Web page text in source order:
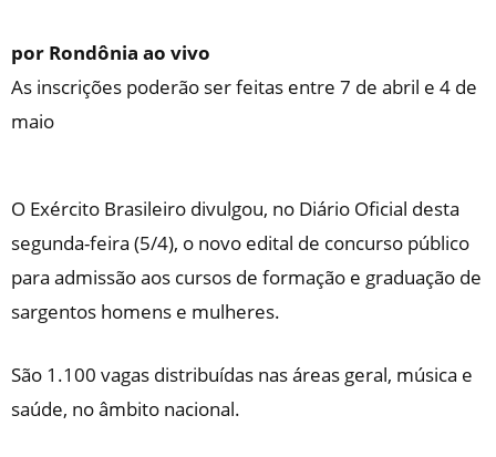
por Rondônia ao vivo
As inscrições poderão ser feitas entre 7 de abril e 4 de
maio
O Exército Brasileiro divulgou, no Diário Oficial desta
segunda-feira (5/4), o novo edital de concurso público
para admissão aos cursos de formação e graduação de
sargentos homens e mulheres.
São 1.100 vagas distribuídas nas áreas geral, música e
saúde, no âmbito nacional.